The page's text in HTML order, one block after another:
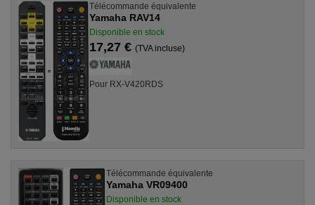
Télécommande équivalente
Yamaha RAV14
Disponible en stock
17,27 €(TVA incluse)
Pour RX-V420RDS
Télécommande équivalente
Yamaha VR09400
Disponible en stock